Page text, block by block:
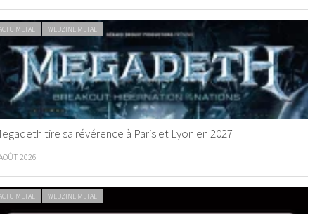
METAL WEBZINE METAL
tire sa révérence à Paris et Lyon en 2027
2026
METAL WEBZINE METAL